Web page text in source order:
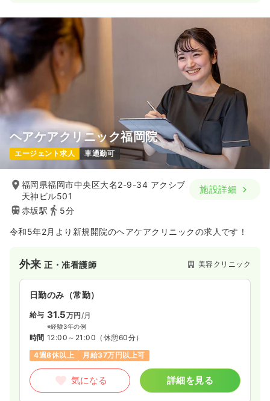
万円/月
※経験5年の例
8:20～17:00
日祝休み
オンコールあり
月給24万円以上可
詳細を見る
日勤のみ（パート） 一時募集休止
給与 時給1,500〜1,700円
時間 8:30～17:00
日祝休み
時給1,700円以上可
気になる 詳細を見る
外来正・准看護師 療養型病院
19.4〜24.2
※一例
時間 8:20～17:00
日曜休み
月給24万円以上可
気になる 詳細を見る
ヘアケアクリニック福岡院
エージェント求人 車通勤可
福岡県福岡市中央区大名2-9-34 アクシブ
天神ビル501
赤坂駅
5分
施設詳細
令和5年2月より新規開院のヘアケアクリニックの求人です！
外来正・准看護師 美容クリニック
日勤のみ（常勤）
給与 31.5万円/月
※経験3年の例
時間 12:00～21:00 （休憩60分）
4週8休以上
月給37万円以上可
気になる 詳細を見る